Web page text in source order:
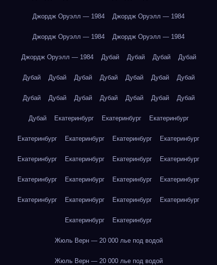
Джордж Оруэлл — 1984 Джордж Оруэлл — 1984
Джордж Оруэлл — 1984 Джордж Оруэлл — 1984
Джордж Оруэлл — 1984 Дубай Дубай Дубай Дубай
Дубай Дубай Дубай Дубай Дубай Дубай Дубай
Дубай Дубай Дубай Дубай Дубай Дубай Дубай
Дубай Екатеринбург Екатеринбург Екатеринбург
Екатеринбург Екатеринбург Екатеринбург Екатеринбург
Екатеринбург Екатеринбург Екатеринбург Екатеринбург
Екатеринбург Екатеринбург Екатеринбург Екатеринбург
Екатеринбург Екатеринбург Екатеринбург Екатеринбург
Екатеринбург Екатеринбург
Жюль Верн — 20 000 лье под водой
Жюль Верн — 20 000 лье под водой